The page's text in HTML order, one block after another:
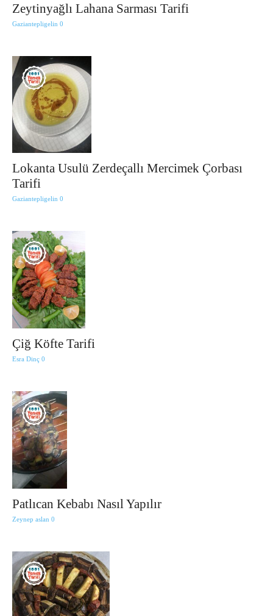
Zeytinyağlı Lahana Sarması Tarifi
Gaziantepligelin 0
Lokanta Usulü Zerdeçallı Mercimek Çorbası
Tarifi
Gaziantepligelin 0
Çiğ Köfte Tarifi
Esra Dinç 0
Patlıcan Kebabı Nasıl Yapılır
Zeynep aslan 0